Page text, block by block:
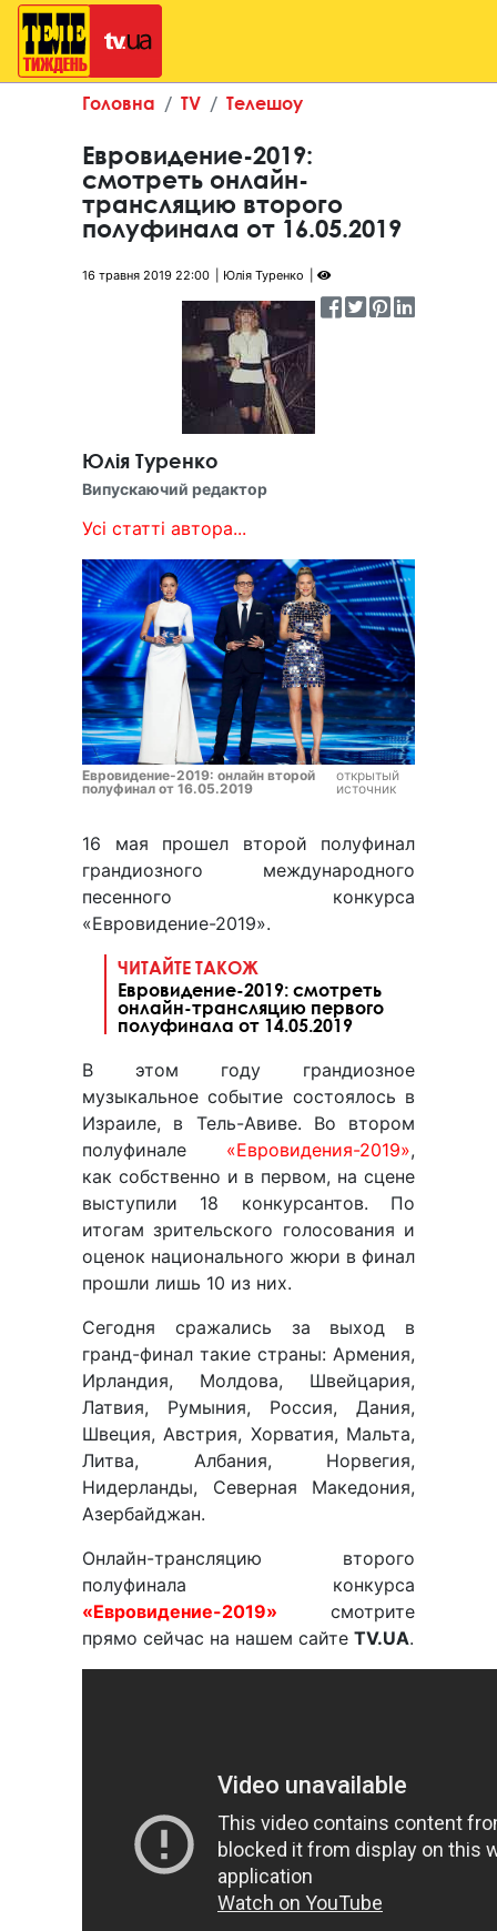
Головна TV Телешоу
Евровидение-2019:
смотреть онлайн-
трансляцию второго
полуфинала от 16.05.2019
16 травня 2019 22:00 Юлія Туренко
Юлія Туренко
Випускаючий редактор
Усі статті автора...
Евровидение-2019: онлайн второй
полуфинал от 16.05.2019
открытый
источник
16 мая прошел второй полуфинал
грандиозного международного
песенного конкурса
«Евровидение-2019».
ЧИТАЙТЕ ТАКОЖ
Евровидение-2019: смотреть
онлайн-трансляцию первого
полуфинала от 14.05.2019
В этом году грандиозное
музыкальное событие состоялось в
Израиле, в Тель-Авиве. Во втором
полуфинале «Евровидения-2019»,
как собственно и в первом, на сцене
выступили 18 конкурсантов. По
итогам зрительского голосования и
оценок национального жюри в финал
прошли лишь 10 из них.
Сегодня сражались за выход в
гранд-финал такие страны: Армения,
Ирландия, Молдова, Швейцария,
Латвия, Румыния, Россия, Дания,
Швеция, Австрия, Хорватия, Мальта,
Литва, Албания, Норвегия,
Нидерланды, Северная Македония,
Азербайджан.
Онлайн-трансляцию второго
полуфинала конкурса
«Евровидение-2019» смотрите
прямо сейчас на нашем сайте TV.UA.